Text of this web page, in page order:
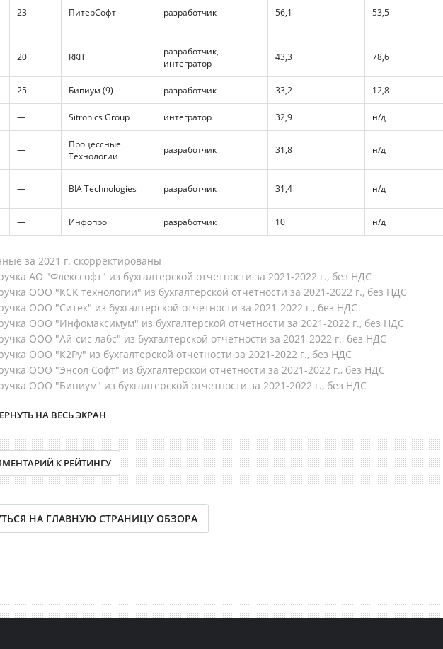
23 ПитерСофт разработчик 56,1 53,5
20 RKIT
разработчик,
интегратор
43,3 78,6
25 Бипиум (9) разработчик 33,2 12,8
— Sitronics Group интегратор 32,9 н/д
—
Процессные
Технологии
разработчик 31,8 н/д
— BIA Technologies разработчик 31,4 н/д
— Инфопро разработчик 10 н/д
за 2021 г. скорректированы
АО "Флекссофт" из бухгалтерской отчетности за 2021-2022 г., без НДС
ООО "КСК технологии" из бухгалтерской отчетности за 2021-2022 г., без НДС
ООО "Ситек" из бухгалтерской отчетности за 2021-2022 г., без НДС
ООО "Инфомаксимум" из бухгалтерской отчетности за 2021-2022 г., без НДС
ООО "Ай-сис лабс" из бухгалтерской отчетности за 2021-2022 г., без НДС
ООО "К2Ру" из бухгалтерской отчетности за 2021-2022 г., без НДС
ООО "Энсол Софт" из бухгалтерской отчетности за 2021-2022 г., без НДС
ООО "Бипиум" из бухгалтерской отчетности за 2021-2022 г., без НДС
НА ВЕСЬ ЭКРАН
К РЕЙТИНГУ
НА ГЛАВНУЮ СТРАНИЦУ ОБЗОРА